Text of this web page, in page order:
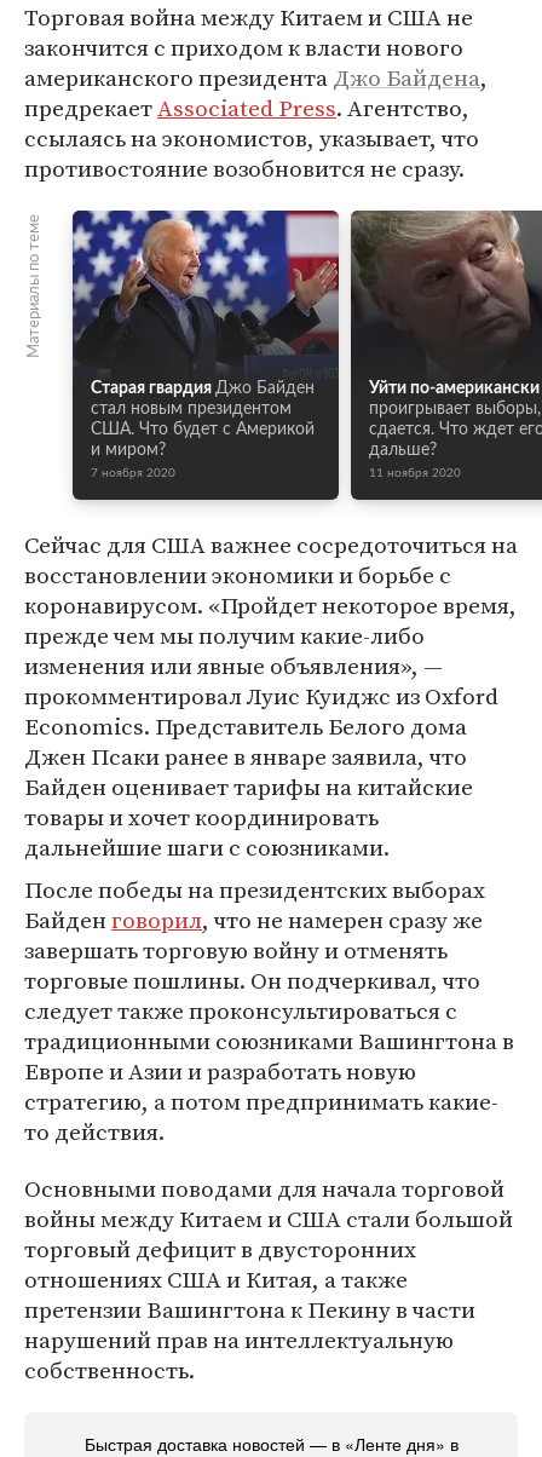
Торговая война между Китаем и США не
закончится с приходом к власти нового
американского президентаДжо Байдена,
предрекаетAssociated Press. Агентство,
ссылаясь на экономистов, указывает, что
противостояние возобновится не сразу.
Материалы по теме
Старая гвардия Джо Байден
стал новым президентом
США. Что будет с Америкой
и миром?
7 ноября 2020
Уйти по-американски
проигрывает
сдается. Что ждет
дальше?
11 ноября 2020
Сейчас для США важнее сосредоточиться на
восстановлении экономики и борьбе с
коронавирусом. «Пройдет некоторое время,
прежде чем мы получим какие-либо
изменения или явные объявления», —
прокомментировал Луис Куиджс из Oxford
Economics. Представитель Белого дома
Джен Псаки ранее в январе заявила, что
Байден оценивает тарифы на китайские
товары и хочет координировать
дальнейшие шаги с союзниками.
После победы на президентских выборах
Байденговорил, что не намерен сразу же
завершать торговую войну и отменять
торговые пошлины. Он подчеркивал, что
следует также проконсультироваться с
традиционными союзниками Вашингтона в
Европе и Азии и разработать новую
стратегию, а потом предпринимать какие-
то действия.
Основными поводами для начала торговой
войны между Китаем и США стали большой
торговый дефицит в двусторонних
отношениях США и Китая, а также
претензии Вашингтона к Пекину в части
нарушений прав на интеллектуальную
собственность.
Быстрая доставка новостей — в «Ленте дня» в